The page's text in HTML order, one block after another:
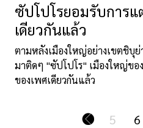
ซัปโปโรยอมรับการ
เดียวกันแล้ว
ตามหลังเมืองใหญ่อย่างเขตชิบุย่
มาติดๆ "ซัปโปโร" เมืองใหญ่ขอ
ของเพศเดียวกันแล้ว
5 6